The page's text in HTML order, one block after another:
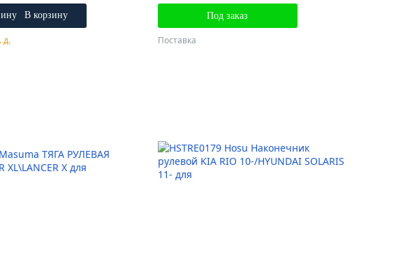
В корзину
д.
Под заказ
Поставка